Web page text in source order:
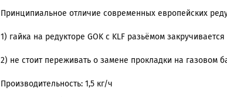
Принципиальное отличие современных европейских
1) гайка на редукторе GOK с KLF разьёмом
2) не стоит переживать о замене прокладки на газовом
Производительность: 1,5 кг/ч